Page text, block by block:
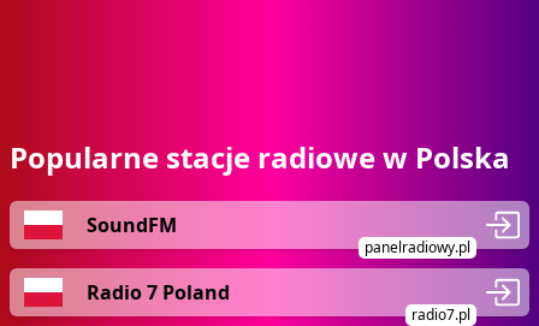
Popularne stacje radiowe w Polska
SoundFM
panelradiowy.pl
Radio 7 Poland
radio7.pl